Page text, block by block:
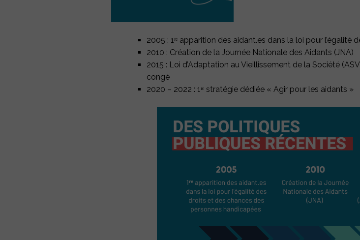
2005 : 1ʳᵉ apparition des aidant.es dans la loi pour l’égalité
2010 : Création de la Journée Nationale des Aidants (JNA)
2015 : Loi d’Adaptation au Vieillissement de la Société
congé
2020 – 2022 : 1ʳᵉ stratégie dédiée « Agir pour les aidants »